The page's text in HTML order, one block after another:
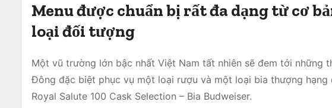
Menu được chuẩn bị rất đa dạng từ cơ
loại đối tượng
Một vũ trường lớn bậc nhất Việt Nam tất nhiên sẽ đem tới những
Đông đặc biệt phục vụ một loại rượu và một loại bia thượng hạng
Royal Salute 100 Cask Selection – Bia Budweiser.